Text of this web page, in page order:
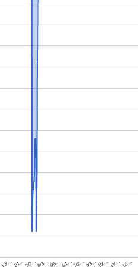
12/… 1/1… 2/2…3/3… 5/9… 6/1…7/2… 9/3…10/… 11/… 12/…